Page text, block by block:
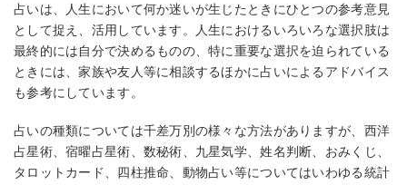
占いは、人生において何か迷いが生じたときにひとつの参考意見
として捉え、活用しています。人生におけるいろいろな選択肢は
最終的には自分で決めるものの、特に重要な選択を迫られている
ときには、家族や友人等に相談するほかに占いによるアドバイス
も参考にしています。
占いの種類については千差万別の様々な方法がありますが、西洋
占星術、宿曜占星術、数秘術、九星気学、姓名判断、おみくじ、
タロットカード、四柱推命、動物占い等についてはいわゆる統計